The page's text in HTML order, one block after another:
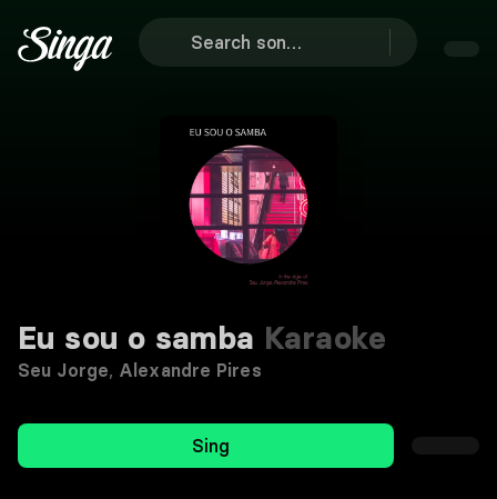
Eu sou o samba Karaoke
Seu Jorge, Alexandre Pires
Sing